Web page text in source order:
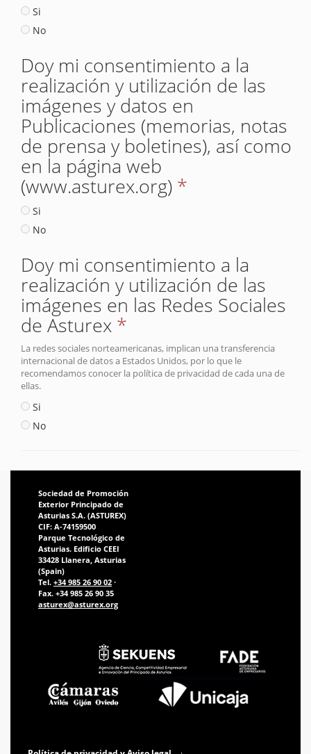
Si
No
Doy mi consentimiento a la
realización y utilización de las
imágenes y datos en
Publicaciones (memorias, notas
de prensa y boletines), así como
en la página web
(www.asturex.org) *
Si
No
Doy mi consentimiento a la
realización y utilización de las
imágenes en las Redes Sociales
de Asturex *
La redes sociales norteamericanas, implican una transferencia
internacional de datos a Estados Unidos, por lo que le
recomendamos conocer la política de privacidad de cada una de
ellas.
Si
No
Sociedad de Promoción
Exterior Principado de
Asturias S.A. (ASTUREX)
CIF: A-74159500
Parque Tecnológico de
Asturias. Edificio CEEI
33428 Llanera, Asturias
(Spain)
Tel. +34 985 26 90 02 ·
Fax. +34 985 26 90 35
asturex@asturex.org